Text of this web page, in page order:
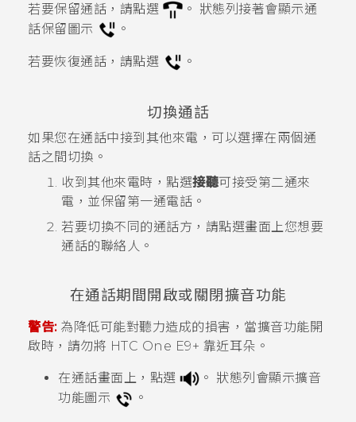
登入
若要保留通話，請點選 。 狀態列接著會顯示通
話保留圖示
。
若要恢復通話，請點選 。
切換通話
如果您在通話中接到其他來電，可以選擇在兩個通
話之間切換。
收到其他來電時，點選接聽可接受第二通來
電，並保留第一通電話。
若要切換不同的通話方，請點選畫面上您想要
通話的聯絡人。
在通話期間開啟或關閉擴音功能
警告:為降低可能對聽力造成的損害，當擴音功能開
啟時，請勿將 HTC One E9‍+ 靠近耳朵。
在通話畫面上，點選 。 狀態列會顯示擴音
功能圖示
。